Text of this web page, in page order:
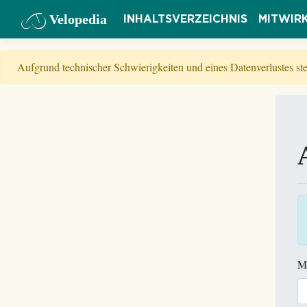
Velopedia INHALTSVERZEICHNIS
Aufgrund technischer Schwierigkeiten und eines Datenverlustes